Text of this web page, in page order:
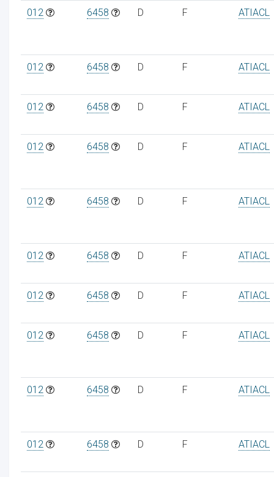
012 6458 D F ATIACL
012 6458 D F ATIACL
012 6458 D F ATIACL
012 6458 D F ATIACL
012 6458 D F ATIACL
012 6458 D F ATIACL
012 6458 D F ATIACL
012 6458 D F ATIACL
012 6458 D F ATIACL
012 6458 D F ATIACL